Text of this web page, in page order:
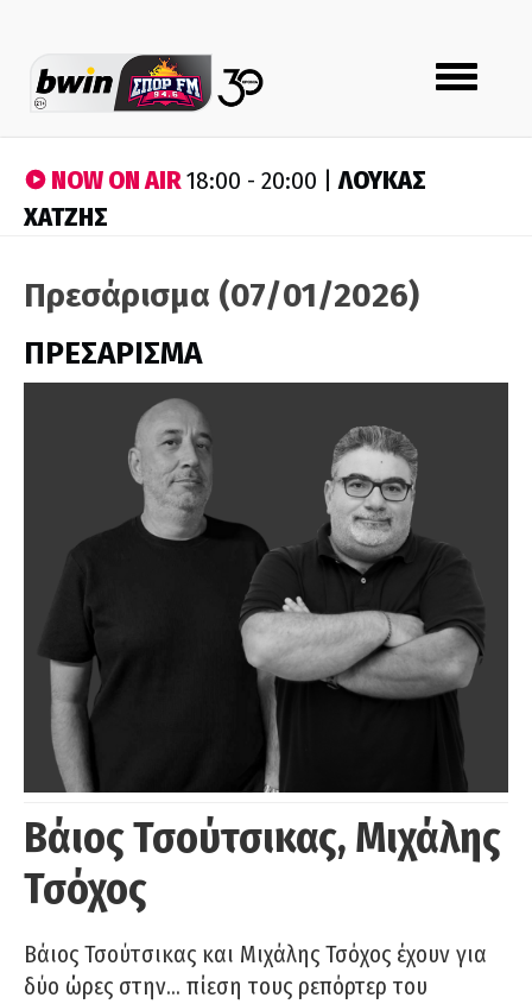
Toggle
navigation
NOW ON AIR18:00 - 20:00 |ΛΟΥΚΑΣ
ΧΑΤΖΗΣ
Πρεσάρισμα (07/01/2026)
ΠΡΕΣΑΡΙΣΜΑ
Βάιος Τσούτσικας, Μιχάλης
Τσόχος
Βάιος Τσούτσικας και Μιχάλης Τσόχος έχουν για
δύο ώρες στην… πίεση τους ρεπόρτερ του